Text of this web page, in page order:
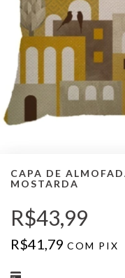
CAPA DE
MOSTARDA
R$43,99
R$41,79 COM PIX